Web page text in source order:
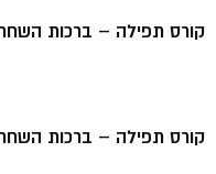
קורס תפילה – ברכות
קורס תפילה – ברכות השחר